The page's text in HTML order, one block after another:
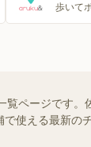
歩いて
ページです
使える最新の